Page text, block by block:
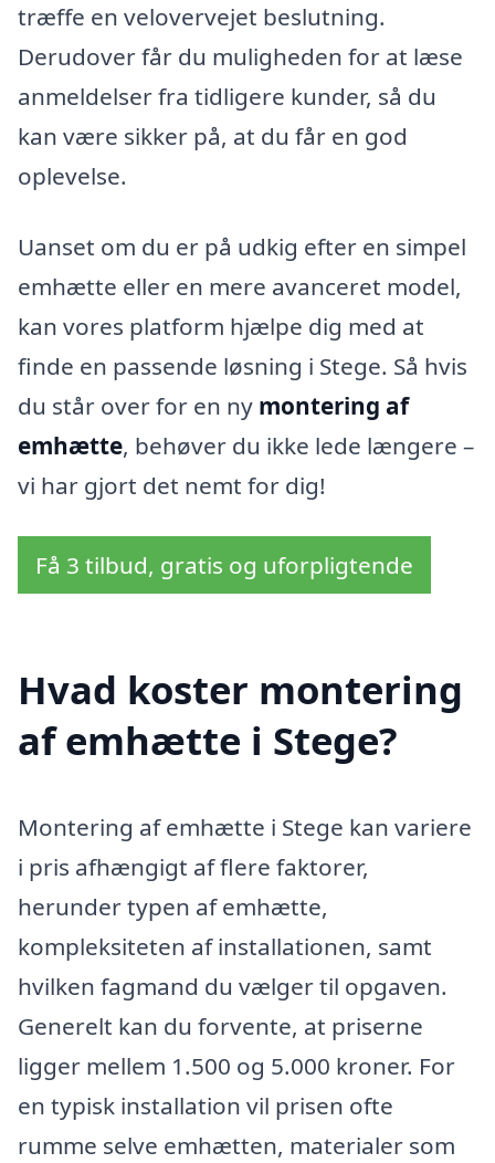
træffe en velovervejet beslutning.
Derudover får du muligheden for at læse
anmeldelser fra tidligere kunder, så du
kan være sikker på, at du får en god
oplevelse.
Uanset om du er på udkig efter en simpel
emhætte eller en mere avanceret model,
kan vores platform hjælpe dig med at
finde en passende løsning i Stege. Så hvis
du står over for en ny montering af
emhætte, behøver du ikke lede længere –
vi har gjort det nemt for dig!
Få 3 tilbud, gratis og uforpligtende
Hvad koster montering
af emhætte i Stege?
Montering af emhætte i Stege kan variere
i pris afhængigt af flere faktorer,
herunder typen af emhætte,
kompleksiteten af installationen, samt
hvilken fagmand du vælger til opgaven.
Generelt kan du forvente, at priserne
ligger mellem 1.500 og 5.000 kroner. For
en typisk installation vil prisen ofte
rumme selve emhætten, materialer som